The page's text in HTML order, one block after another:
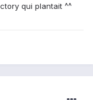
qui plantait ^^